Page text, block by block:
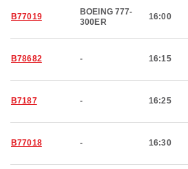
B77019
BOEING 777-
300ER
16:00
B78682 - 16:15
B7187 - 16:25
B77018 - 16:30